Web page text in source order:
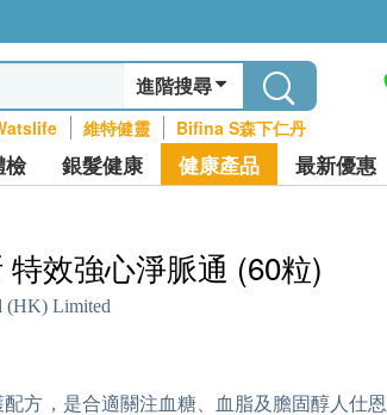
進階搜尋
維特健靈 Bifina S森下仁丹
檢 銀髮健康 健康產品 最新優惠
特效強心淨脈通 (60粒)
(HK) Limited
方，是合適關注血糖、血脂及膽固醇人仕恩